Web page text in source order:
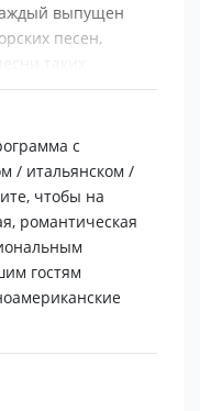
выпущен
песен,
таких
Carie, Whitney
Yasmin Levy,
Дубцова.
с
/ итальянском /
чтобы на
романтическая
гостям
с
/ итальянском /
чтобы на
романтическая
гостям